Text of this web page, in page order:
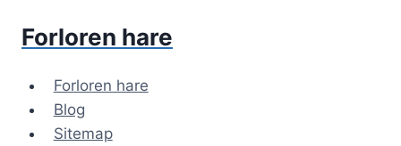
Forloren hare
Forloren hare
Blog
Sitemap